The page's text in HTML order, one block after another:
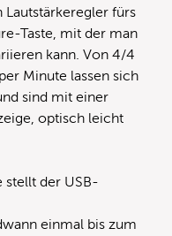
fürs
Taste, mit der man
kann. Von 4/4
Minute lassen sich
sind mit einer
optisch leicht
stellt der USB-
einmal bis zum